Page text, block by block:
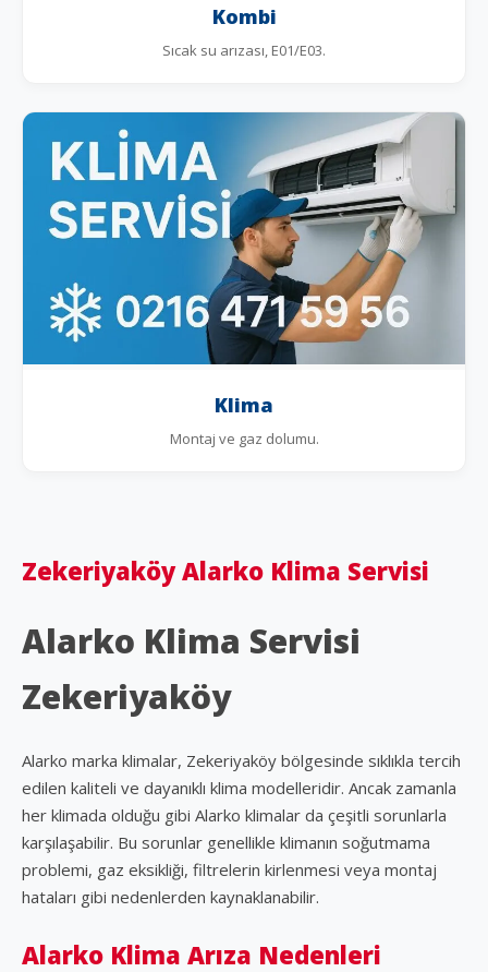
Kombi
Sıcak su arızası, E01/E03.
Klima
Montaj ve gaz dolumu.
Zekeriyaköy Alarko Klima Servisi
Alarko Klima Servisi
Zekeriyaköy
Alarko marka klimalar, Zekeriyaköy bölgesinde sıklıkla tercih
edilen kaliteli ve dayanıklı klima modelleridir. Ancak zamanla
her klimada olduğu gibi Alarko klimalar da çeşitli sorunlarla
karşılaşabilir. Bu sorunlar genellikle klimanın soğutmama
problemi, gaz eksikliği, filtrelerin kirlenmesi veya montaj
hataları gibi nedenlerden kaynaklanabilir.
Alarko Klima Arıza Nedenleri